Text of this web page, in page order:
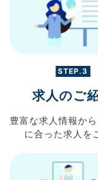
STEP.3
求人のご
豊富な求人情報から
に合った求人を